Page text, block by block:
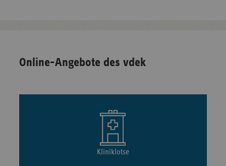
Online-Angebote des vdek
Kliniklotse